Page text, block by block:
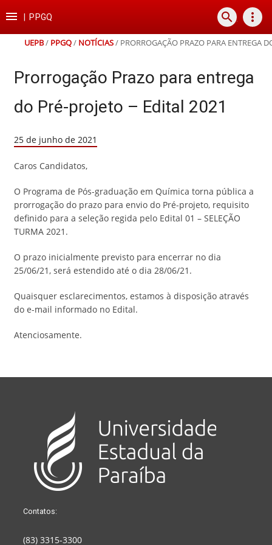
para
conteúdo
para
para
para
rodapé
 PPGQ search more_vert
UEPB/ PPGQ/ NOTÍCIAS/ PRORROGAÇÃO PRAZO PARA ENTREGA
Prorrogação Prazo para entrega
do Pré-projeto – Edital 2021
25 de junho de 2021
Caros Candidatos,
O Programa de Pós-graduação em Química torna pública a
prorrogação do prazo para envio do Pré-projeto, requisito
definido para a seleção regida pelo Edital 01 – SELEÇÃO
TURMA 2021.
O prazo inicialmente previsto para encerrar no dia
25/06/21, será estendido até o dia 28/06/21.
Quaisquer esclarecimentos, estamos à disposição através
do e-mail informado no Edital.
Atenciosamente.
Contatos:
(83) 3315-3300